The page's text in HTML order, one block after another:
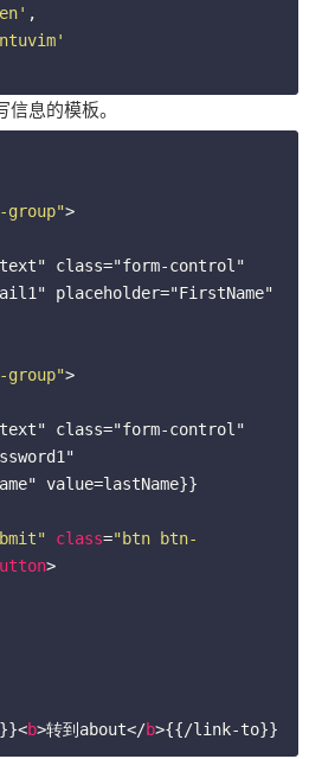
,
息的模板。
group">
placeholder="FirstName"
group">
value=lastName}}
class="btn btn-
>
<b>转到about</b>{{/link-to}}